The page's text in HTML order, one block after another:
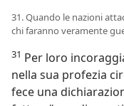
31. Quando le nazioni
chi faranno veramente
31 Per loro
nella sua profezia
fece una